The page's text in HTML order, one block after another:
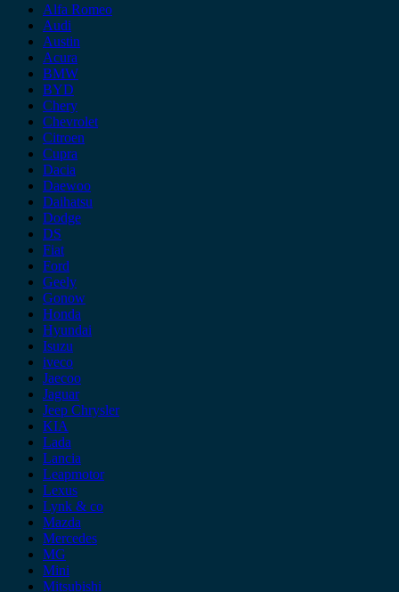
Alfa Romeo
Audi
Austin
Acura
BMW
BYD
Chery
Chevrolet
Citroen
Cupra
Dacia
Daewoo
Daihatsu
Dodge
DS
Fiat
Ford
Geely
Gonow
Honda
Hyundai
Isuzu
iveco
Jaecoo
Jaguar
Jeep Chrysler
KIA
Lada
Lancia
Leapmotor
Lexus
Lynk & co
Mazda
Mercedes
MG
Mini
Mitsubishi